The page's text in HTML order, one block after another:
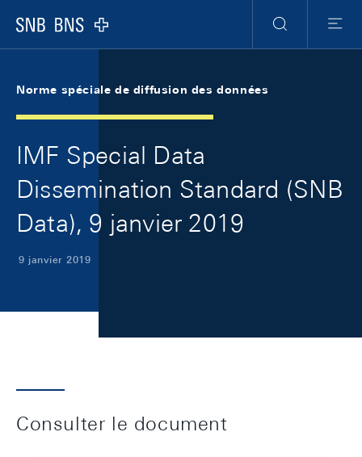
Logo
RechercheMenu
Norme spéciale de diffusion des données
IMF Special Data
Dissemination Standard (SNB
Data), 9 janvier 2019
9 janvier 2019
Consulter le document